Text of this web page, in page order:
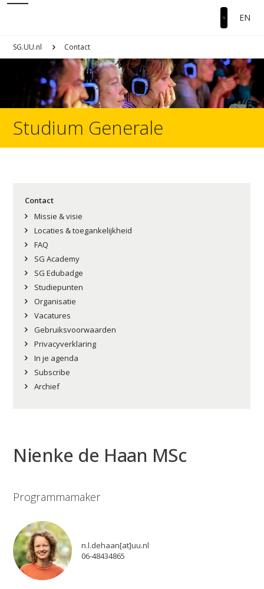
EN
SG.UU.nl Contact
Studium Generale
Contact
Missie & visie
Locaties & toegankelijkheid
FAQ
SG Academy
SG Edubadge
Studiepunten
Organisatie
Vacatures
Gebruiksvoorwaarden
Privacyverklaring
In je agenda
Subscribe
Archief
Nienke de Haan MSc
Programmamaker
n.l.dehaan[at]uu.nl
06-48434865